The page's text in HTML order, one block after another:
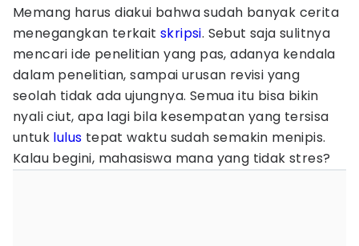
Memang harus diakui bahwa sudah banyak cerita
menegangkan terkait skripsi. Sebut saja sulitnya
mencari ide penelitian yang pas, adanya kendala
dalam penelitian, sampai urusan revisi yang
seolah tidak ada ujungnya. Semua itu bisa bikin
nyali ciut, apa lagi bila kesempatan yang tersisa
untuk lulus tepat waktu sudah semakin menipis.
Kalau begini, mahasiswa mana yang tidak stres?